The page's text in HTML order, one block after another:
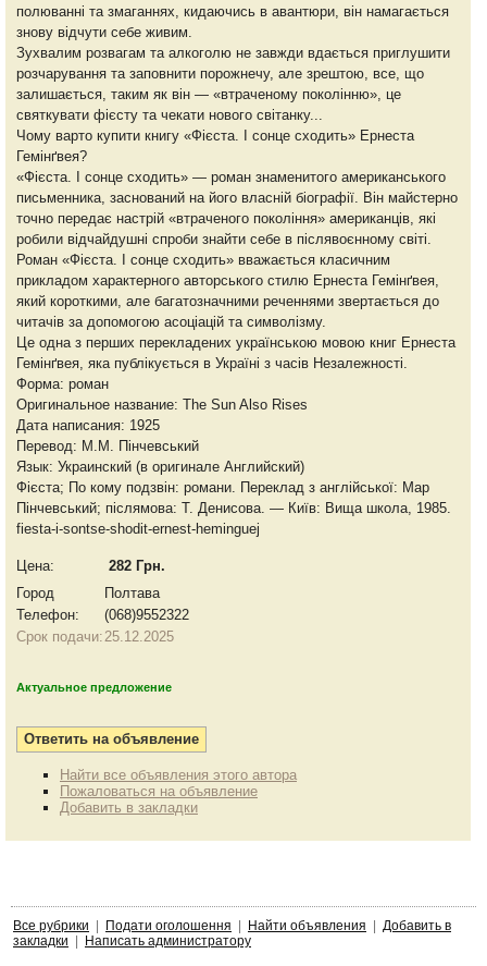
полюванні та змаганнях, кидаючись в авантюри, він намагається
знову відчути себе живим.
Зухвалим розвагам та алкоголю не завжди вдається приглушити
розчарування та заповнити порожнечу, але зрештою, все, що
залишається, таким як він — «втраченому поколінню», це
святкувати фієсту та чекати нового світанку...
Чому варто купити книгу «Фієста. І сонце сходить» Ернеста
Гемінґвея?
«Фієста. І сонце сходить» — роман знаменитого американського
письменника, заснований на його власній біографії. Він майстерно
точно передає настрій «втраченого покоління» американців, які
робили відчайдушні спроби знайти себе в післявоєнному світі.
Роман «Фієста. І сонце сходить» вважається класичним
прикладом характерного авторського стилю Ернеста Гемінґвея,
який короткими, але багатозначними реченнями звертається до
читачів за допомогою асоціацій та символізму.
Це одна з перших перекладених українською мовою книг Ернеста
Гемінґвея, яка публікується в Україні з часів Незалежності.
Форма: роман
Оригинальное название: The Sun Also Rises
Дата написания: 1925
Перевод: М.М. Пінчевський
Язык: Украинский (в оригинале Английский)
Фієста; По кому подзвін: романи. Переклад з англійської: Мар
Пінчевський; післямова: Т. Денисова. — Київ: Вища школа, 1985.
fiesta-i-sontse-shodit-ernest-heminguej
Цена:
282 Грн.
Город
Полтава
Телефон:
(068)9552322
Срок подачи:25.12.2025
Актуальное предложение
Найти все объявления этого автора
Пожаловаться на объявление
Добавить в закладки
Все рубрики Подати оголошення Найти объявления
Добавить в
закладки
Написать администратору